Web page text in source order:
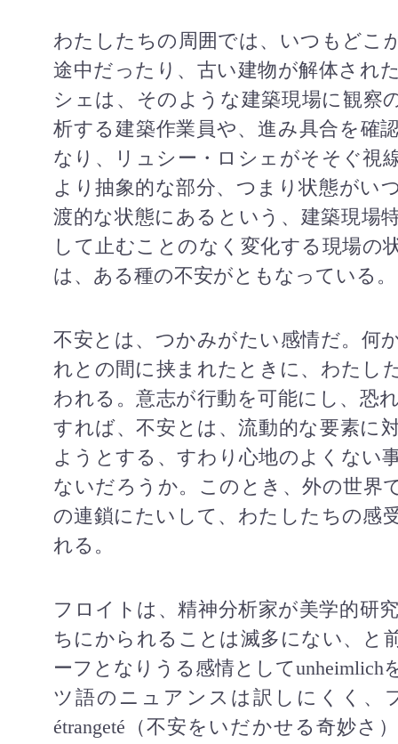
わたしたちの周囲では、いつもどこ
途中だったり、古い建物が解体され
シェは、そのような建築現場に観察
析する建築作業員や、進み具合を確
なり、リュシー・ロシェがそそぐ視
より抽象的な部分、つまり状態がい
渡的な状態にあるという、建築現場
して止むことのなく変化する現場の
は、ある種の不安がともなっている。
不安とは、つかみがたい感情だ。何
れとの間に挟まれたときに、わたし
われる。意志が行動を可能にし、恐
すれば、不安とは、流動的な要素に
ようとする、すわり心地のよくない
ないだろうか。このとき、外の世界
の連鎖にたいして、わたしたちの感
れる。
フロイトは、精神分析家が美学的研
ちにかられることは滅多にない、と
ーフとなりうる感情としてunheimlich
ツ語のニュアンスは訳しにくく、
étrangeté （不安をいだかせる奇妙さ